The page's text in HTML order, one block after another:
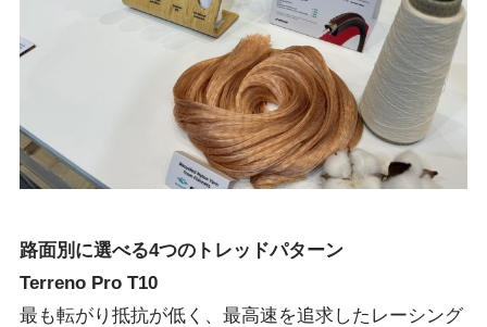
路面別に選べる4つのトレッドパターン
Terreno Pro T10
最も転がり抵抗が低く、最高速を追求したレーシング